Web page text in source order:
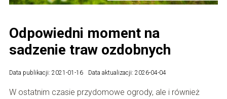
Odpowiedni moment na
sadzenie traw ozdobnych
Data publikacji: 2021-01-16 Data aktualizacji: 2026-04-04
W ostatnim czasie przydomowe ogrody, ale i również